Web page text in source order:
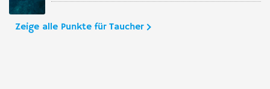
Zeige alle Punkte für Taucher